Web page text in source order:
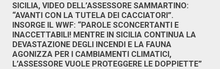
SICILIA, VIDEO DELL’ASSESSORE SAMMARTINO:
“AVANTI CON LA TUTELA DEI CACCIATORI”.
INSORGE IL WWF: “PAROLE SCONCERTANTI E
INACCETTABILI! MENTRE IN SICILIA CONTINUA LA
DEVASTAZIONE DEGLI INCENDI E LA FAUNA
AGONIZZA PER I CAMBIAMENTI CLIMATICI,
L’ASSESSORE VUOLE PROTEGGERE LE DOPPIETTE”